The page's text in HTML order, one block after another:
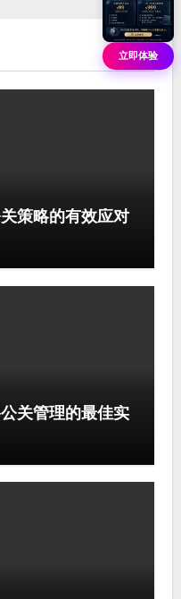
策略的有效应对
关管理的最佳实
立即体验